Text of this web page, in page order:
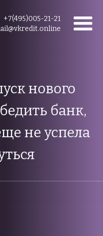
+7(495)005-21-21
нового
банк,
не успела